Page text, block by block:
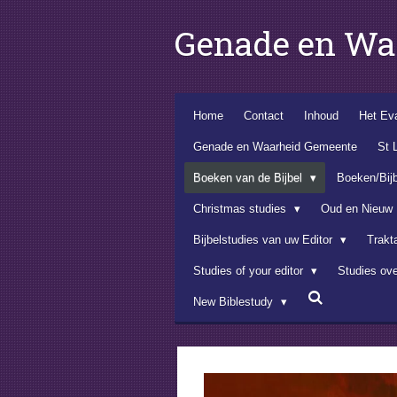
Genade en
Home Contact Inhoud Het
Genade en Waarheid Gemeente St
Boeken van de Bijbel Boeken/
Christmas studies Oud en Nieuw
Bijbelstudies van uw Editor
Studies of your editor Studies
New Biblestudy